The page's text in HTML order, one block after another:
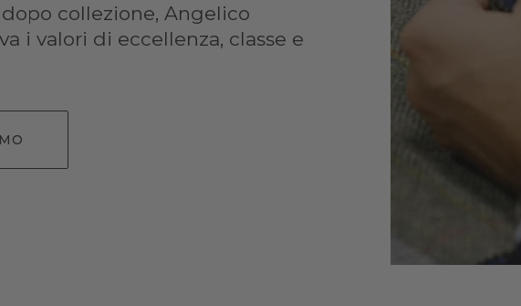
collezione, Angelico
i valori di eccellenza, classe e